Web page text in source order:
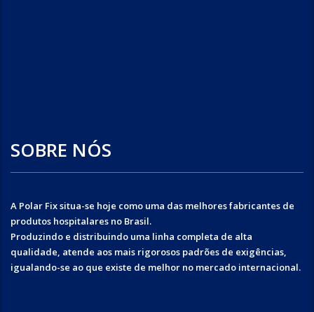
SOBRE NÓS
A Polar Fix situa-se hoje como uma das melhores fabricantes de
produtos hospitalares no Brasil.
Produzindo e distribuindo uma linha completa de alta
qualidade, atende aos mais rigorosos padrões de exigências,
igualando-se ao que existe de melhor no mercado internacional.